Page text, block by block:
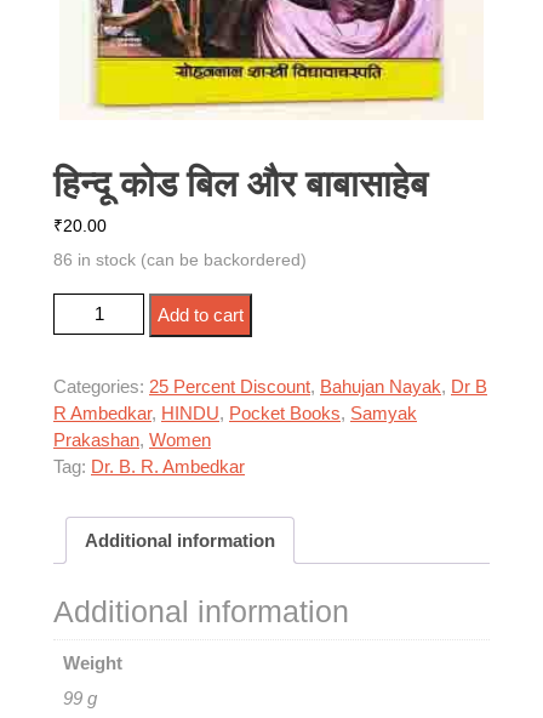
हिन्दू कोड बिल और बाबासाहेब
₹20.00
86 in stock (can be backordered)
हिन्दू कोड बिल और बाबासाहेब quantity
Add to cart
Categories: 25 Percent Discount, Bahujan Nayak, Dr B
R Ambedkar, HINDU, Pocket Books, Samyak
Prakashan, Women
Tag: Dr. B. R. Ambedkar
Additional information
Additional information
Weight
99 g